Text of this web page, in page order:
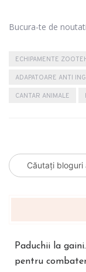
Bucura-te de
ECHIPAMENTE
ADAPATOARE ANTI
CANTAR ANIMALE
Paduchii la
pentru